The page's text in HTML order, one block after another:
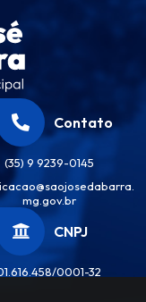
Contato
(35) 9 9239-0145
mg.gov.br
CNPJ
0001-32